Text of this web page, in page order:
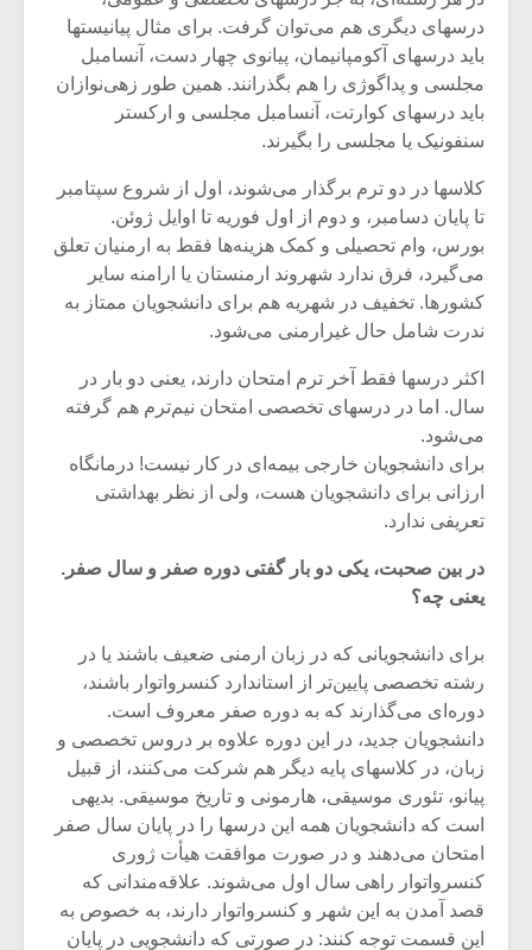
درسهای دیگری هم می‌توان گرفت. برای مثال پیانیستها
باید درسهای آکومپانیمان، پیانوی چهار دست، آنسامبل
مجلسی و پداگوژی را هم بگذرانند. همین طور زهی‌نوازان
باید درسهای کوارتت، آنسامبل مجلسی و ارکستر
سنفونیک یا مجلسی را بگیرند.
کلاسها در دو ترم برگذار می‌شوند، اول از شروع سپتامبر
تا پایان دسامبر، و دوم از اول فوریه تا اوایل ژوئن.
بورس، وام تحصیلی و کمک هزینه‌ها فقط به ارمنیان تعلق
می‌گیرد، فرق ندارد شهروند ارمنستان یا ارامنه سایر
کشورها. تخفیف در شهریه هم برای دانشجویان ممتاز به
ندرت شامل حال غیرارمنی می‌شود.
اکثر درسها فقط آخر ترم امتحان دارند، یعنی دو بار در
سال. اما در درسهای تخصصی امتحان نیم‌ترم هم گرفته
می‌شود.
برای دانشجویان خارجی بیمه‌ای در کار نیست! درمانگاه
ارزانی برای دانشجویان هست، ولی از نظر بهداشتی
تعریفی ندارد.
در بین صحبت، یکی دو بار گفتی دوره صفر و سال صفر.
یعنی چه؟
برای دانشجویانی که در زبان ارمنی ضعیف باشند یا در
رشته تخصصی پایین‌تر از استاندارد کنسرواتوار باشند،
دوره‌ای می‌گذارند که به دوره صفر معروف است.
دانشجویان جدید، در این دوره علاوه بر دروس تخصصی و
زبان، در کلاسهای پایه دیگر هم شرکت می‌کنند، از قبیل
پیانو، تئوری موسیقی، هارمونی و تاریخ موسیقی. بدیهی
است که دانشجویان همه این درسها را در پایان سال صفر
امتحان می‌دهند و در صورت موافقت هیأت ژوری
کنسرواتوار راهی سال اول می‌شوند. علاقه‌مندانی که
قصد آمدن به این شهر و کنسرواتوار دارند، به خصوص به
این قسمت توجه کنند: در صورتی که دانشجویی در پایان